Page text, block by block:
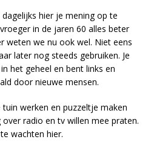
hier je mening op te
in de jaren 60 alles beter
weten we nu ook wel. Niet eens
later nog steeds gebruiken. Je
het geheel en bent links en
door nieuwe mensen.
werken en puzzeltje maken
radio en tv willen mee praten.
wachten hier.